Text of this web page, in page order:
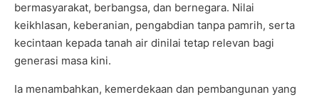
bermasyarakat, berbangsa, dan bernegara. Nilai
keikhlasan, keberanian, pengabdian tanpa pamrih, serta
kecintaan kepada tanah air dinilai tetap relevan bagi
generasi masa kini.
Ia menambahkan, kemerdekaan dan pembangunan yang